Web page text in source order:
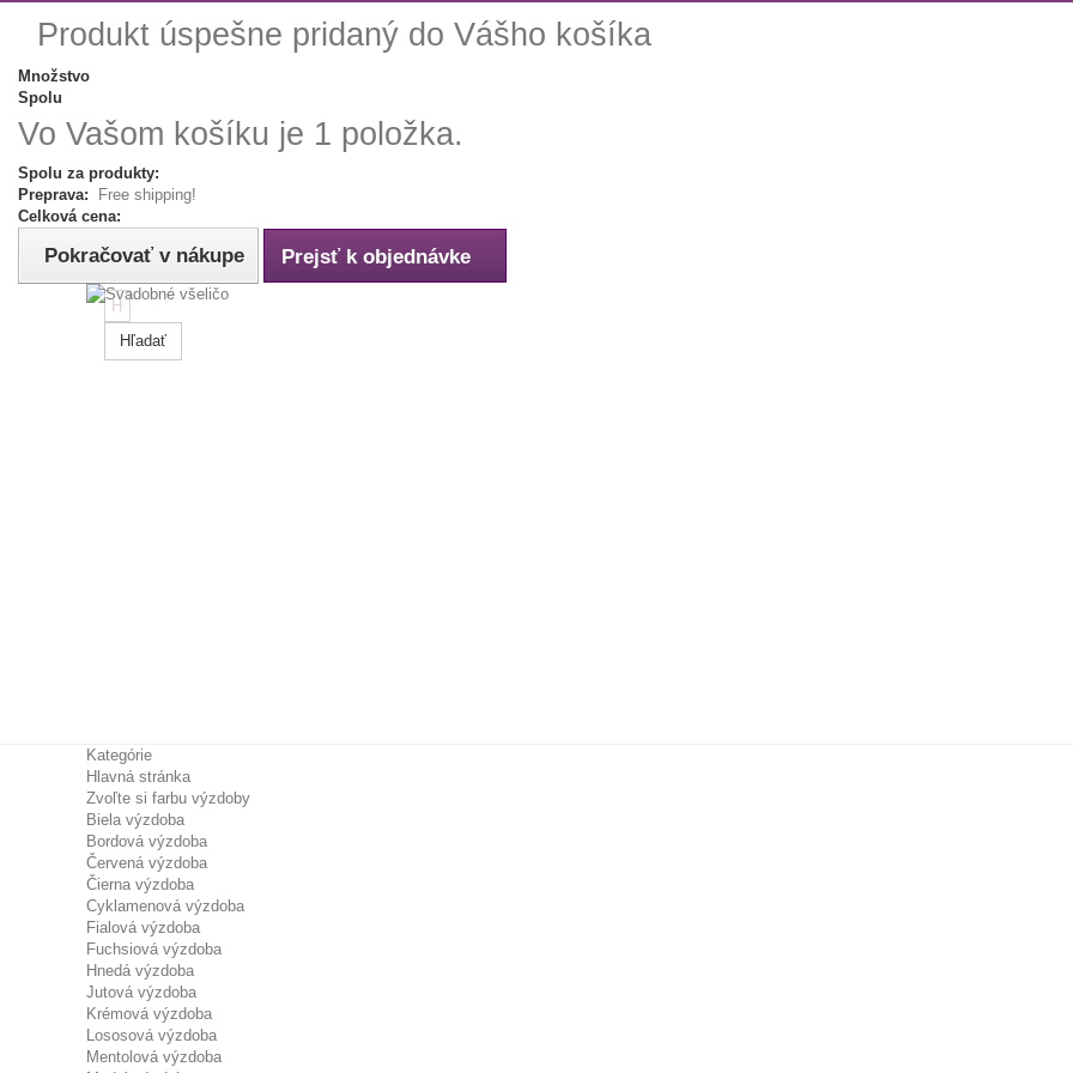
Produkt úspešne pridaný do Vášho košíka
Množstvo
Spolu
Vo Vašom košíku je 1 položka.
Spolu za produkty:
Preprava:
Free shipping!
Celková cena:
Pokračovať v nákupe Prejsť k objednávke
Hľadať
Kategórie
Hlavná stránka
Zvoľte si farbu výzdoby
Biela výzdoba
Bordová výzdoba
Červená výzdoba
Čierna výzdoba
Cyklamenová výzdoba
Fialová výzdoba
Fuchsiová výzdoba
Hnedá výzdoba
Jutová výzdoba
Krémová výzdoba
Lososová výzdoba
Mentolová výzdoba